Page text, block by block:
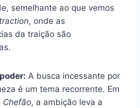
semelhante ao que vemos
, onde as
da traição são
A busca incessante por
é um tema recorrente. Em
Chefão, a ambição leva a